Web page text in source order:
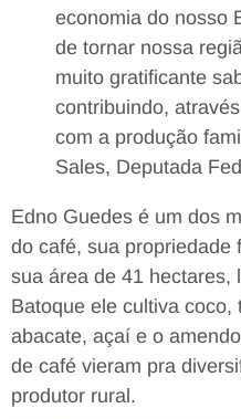
economia do nosso
de tornar nossa
muito gratificante
contribuindo,
com a produção
Sales, Deputada
Edno Guedes é um dos
do café, sua propriedade
sua área de 41 hectares,
Batoque ele cultiva coco,
abacate, açaí e o
de café vieram pra
produtor rural.